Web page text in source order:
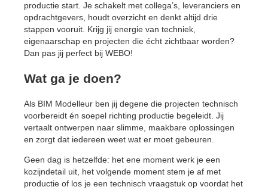
productie start. Je schakelt met collega’s, leveranciers en
opdrachtgevers, houdt overzicht en denkt altijd drie
stappen vooruit. Krijg jij energie van techniek,
eigenaarschap en projecten die écht zichtbaar worden?
Dan pas jij perfect bij WEBO!
Wat ga je doen?
Als BIM Modelleur ben jij degene die projecten technisch
voorbereidt én soepel richting productie begeleidt. Jij
vertaalt ontwerpen naar slimme, maakbare oplossingen
en zorgt dat iedereen weet wat er moet gebeuren.
Geen dag is hetzelfde: het ene moment werk je een
kozijndetail uit, het volgende moment stem je af met
productie of los je een technisch vraagstuk op voordat het